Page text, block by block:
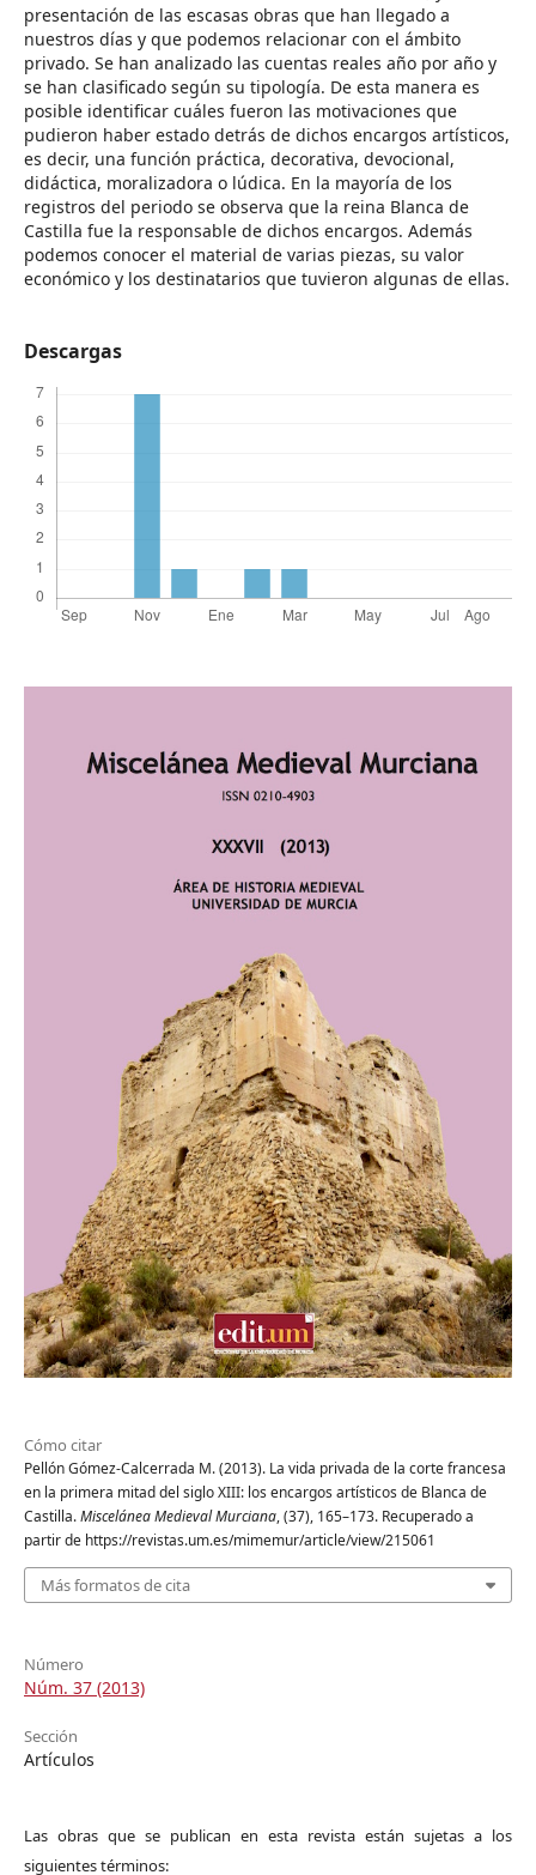
presentación de las escasas obras que han llegado a
nuestros días y que podemos relacionar con el ámbito
privado. Se han analizado las cuentas reales año por año y
se han clasificado según su tipología. De esta manera es
posible identificar cuáles fueron las motivaciones que
pudieron haber estado detrás de dichos encargos artísticos,
es decir, una función práctica, decorativa, devocional,
didáctica, moralizadora o lúdica. En la mayoría de los
registros del periodo se observa que la reina Blanca de
Castilla fue la responsable de dichos encargos. Además
podemos conocer el material de varias piezas, su valor
económico y los destinatarios que tuvieron algunas de ellas.
Descargas
Cómo citar
Pellón Gómez-Calcerrada M. (2013). La vida privada de la corte francesa
en la primera mitad del siglo XIII: los encargos artísticos de Blanca de
Castilla.Miscelánea Medieval Murciana, (37), 165–173. Recuperado a
partir de https://revistas.um.es/mimemur/article/view/215061
Más formatos de cita
Número
Núm. 37 (2013)
Sección
Artículos
Las obras que se publican en esta revista están sujetas a los
siguientes términos: